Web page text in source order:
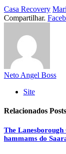
Casa Recovery
Compartilhar.
Neto Angel Boss
Site
Relacionados Posts
The
hammams do